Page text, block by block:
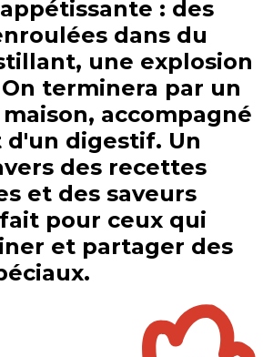
: des
dans du
une explosion
terminera par un
accompagné
d'un digestif. Un
des recettes
et des saveurs
pour ceux qui
et partager des